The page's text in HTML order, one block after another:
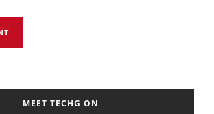
MEET TECHG ON